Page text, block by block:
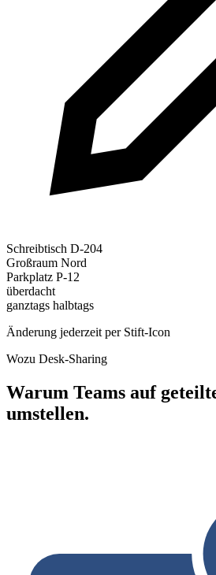
Schreibtisch D-204
Großraum Nord
Parkplatz P-12
überdacht
ganztags halbtags
Änderung jederzeit per Stift-Icon
Wozu Desk-Sharing
Warum Teams auf
umstellen.